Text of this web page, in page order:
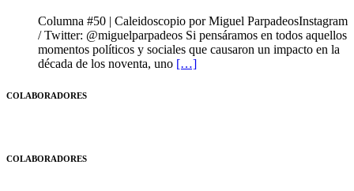
Columna #50 | Caleidoscopio por Miguel ParpadeosInstagram
/ Twitter: @miguelparpadeos Si pensáramos en todos aquellos
momentos políticos y sociales que causaron un impacto en la
década de los noventa, uno […]
COLABORADORES
COLABORADORES